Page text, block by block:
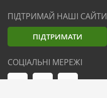
ПІДТРИМАЙ НАШІ САЙТИ
ПІДТРИМАТИ
СОЦІАЛЬНІ МЕРЕЖІ